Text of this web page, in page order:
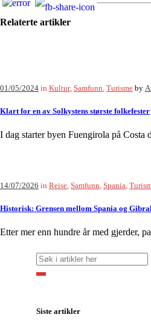
Relaterte artikler
01/05/2024 in Kultur, Samfunn Turisme by
Klart for en av Solkystens største folkefester
I dag starter byen Fuengirola på Costa
14/07/2026 in Reise, Samfunn, Spania,
Historisk: Grensen mellom Spania og
Etter mer enn hundre år med gjerder,
Siste artikler